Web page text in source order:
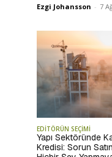
Ezgi Johansson - 7
EDİTÖRÜN SEÇİMİ
Yapı Sektöründe
Kredisi: Sorun